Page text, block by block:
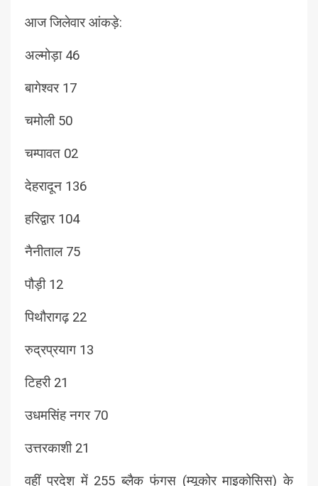
आज जिलेवार आंकड़े:
अल्मोड़ा 46
बागेश्वर 17
चमोली 50
चम्पावत 02
देहरादून 136
हरिद्वार 104
नैनीताल 75
पौड़ी 12
पिथौरागढ़ 22
रुद्रप्रयाग 13
टिहरी 21
उधमसिंह नगर 70
उत्तरकाशी 21
वहीं प्रदेश में 255 ब्लैक फंगस (म्यूकोर माइकोसिस) के